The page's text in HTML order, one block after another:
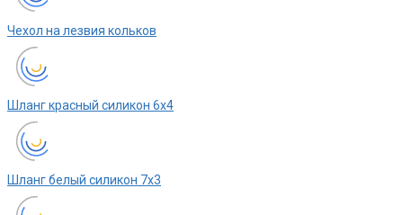
Чехол на лезвия кольков
Шланг красный силикон 6х4
Шланг белый силикон 7х3